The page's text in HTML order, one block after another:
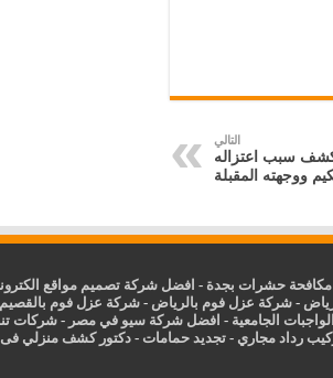
التالي
سبب اعتزاله
ووجهته المقبلة
حشرات بجدة - افضل شركة تصميم مواقع
-شركة عزل فوم بالرياض -شركة عزل فوم بالقصيم
الجامعية - افضل شركة سيو في مصر -شركات
رداد مجاري -تجديد حمامات -دكتور كشف منزلي فى 6 اكتوبر